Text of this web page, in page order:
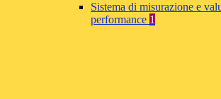
Sistema di misurazione e
performance 1